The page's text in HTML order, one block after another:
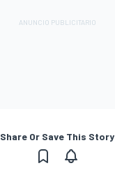
Share Or Save This Story